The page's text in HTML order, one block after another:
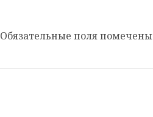
Обязательные поля помечены